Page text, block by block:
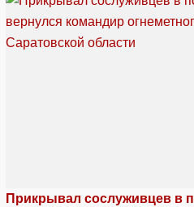
Прикрывал сослуживцев в